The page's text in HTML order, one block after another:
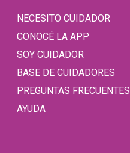
NECESITO CUIDADOR
CONOCÉ LA APP
SOY CUIDADOR
BASE DE CUIDADORES
PREGUNTAS FRECUENTES
AYUDA